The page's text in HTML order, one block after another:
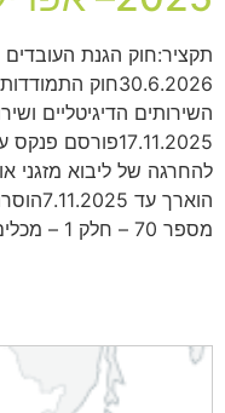
תקציר:חוק הגנת
30.6.2026חוק
השירותים הדיגיטליים
מספר 70 – חלק 1 – מכלים מיטלטלים […]